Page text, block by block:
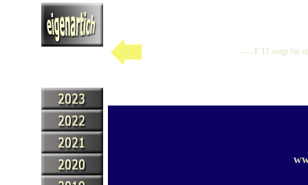
---- F 11 sorgt für